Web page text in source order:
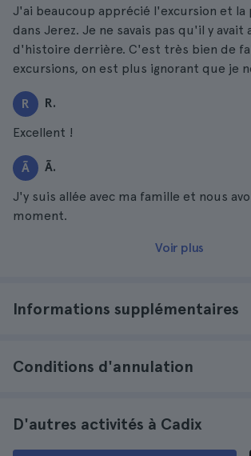
J'ai beaucoup apprécié l'excursion et la
dans Jerez. Je ne savais pas qu'il y avait
d'histoire derrière. C'est très bien de
excursions, on est plus ignorant que je
R R.
Excellent !
Ã Ã.
J'y suis allée avec ma famille et nous
moment.
Voir plus
Informations supplémentaires
Conditions d'annulation
D'autres activités à Cadix